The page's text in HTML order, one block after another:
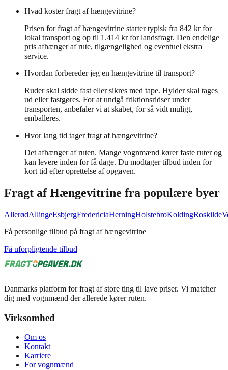
Hvad koster fragt af hængevitrine?
Prisen for fragt af hængevitrine starter typisk fra 842 kr for
lokal transport og op til 1.414 kr for landsfragt. Den endelige
pris afhænger af rute, tilgængelighed og eventuel ekstra
service.
Hvordan forbereder jeg en hængevitrine til transport?
Ruder skal sidde fast eller sikres med tape. Hylder skal tages
ud eller fastgøres. For at undgå friktionsridser under
transporten, anbefaler vi at skabet, for så vidt muligt,
emballeres.
Hvor lang tid tager fragt af hængevitrine?
Det afhænger af ruten. Mange vognmænd kører faste ruter og
kan levere inden for få dage. Du modtager tilbud inden for
kort tid efter oprettelse af opgaven.
Fragt afHængevitrine fra populære byer
AllerødAllingeEsbjergFredericiaHerningHolstebroKoldingRoskilde
Få personlige tilbud på fragt af hængevitrine
Få uforpligtende tilbud
Danmarks platform for fragt af store ting til lave priser. Vi matcher
dig med vognmænd der allerede kører ruten.
Virksomhed
Om os
Kontakt
Karriere
For vognmænd